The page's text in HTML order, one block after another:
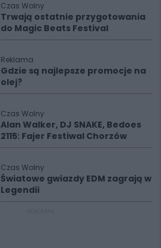
Czas Wolny
Trwają ostatnie przygotowania
do Magic Beats Festival
Reklama
Gdzie są najlepsze promocje na
olej?
Czas Wolny
Alan Walker, DJ SNAKE, Bedoes
2115: Fajer Festiwal Chorzów
Czas Wolny
Światowe gwiazdy EDM zagrają w
Legendii